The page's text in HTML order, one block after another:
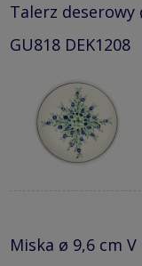
Talerz deserowy
GU818 DEK1208
Miska ø 9,6 cm V